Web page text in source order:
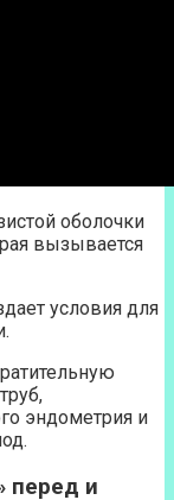
оболочки
вызывается
условия для
эндометрия и
перед и